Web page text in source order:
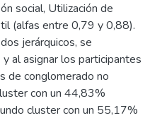
social, Utilización de
(alfas entre 0,79 y 0,88).
jerárquicos, se
al asignar los participantes
de conglomerado no
con un 44,83%
cluster con un 55,17%